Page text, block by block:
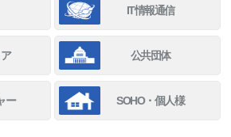
IT情報通信
公共団体
ー SOHO・個人様